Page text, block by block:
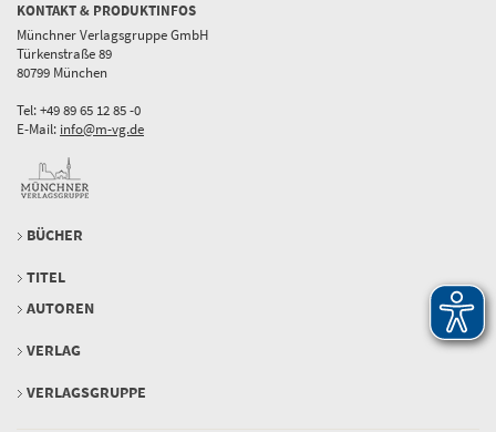
KONTAKT & PRODUKTINFOS
Münchner Verlagsgruppe GmbH
Türkenstraße 89
80799 München
Tel: +49 89 65 12 85 -0
E-Mail: info@m-vg.de
BÜCHER
TITEL
AUTOREN
VERLAG
VERLAGSGRUPPE